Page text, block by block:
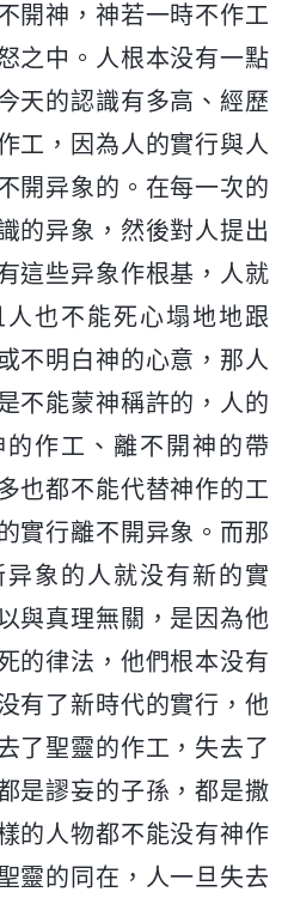
開神，神若一時不作工
之中。人根本没有一點
天的認識有多高、經歷
工，因為人的實行與人
開异象的。在每一次的
的异象，然後對人提出
這些异象作根基，人就
也不能死心塌地地跟
不明白神的心意，那人
不能蒙神稱許的，人的
作工、離不開神的帶
也都不能代替神作的工
實行離不開异象。而那
象的人就没有新的實
與真理無關，是因為他
的律法，他們根本没有
有了新時代的實行，他
了聖靈的作工，失去了
是謬妄的子孫，都是撒
的人物都不能没有神作
靈的同在，人一旦失去